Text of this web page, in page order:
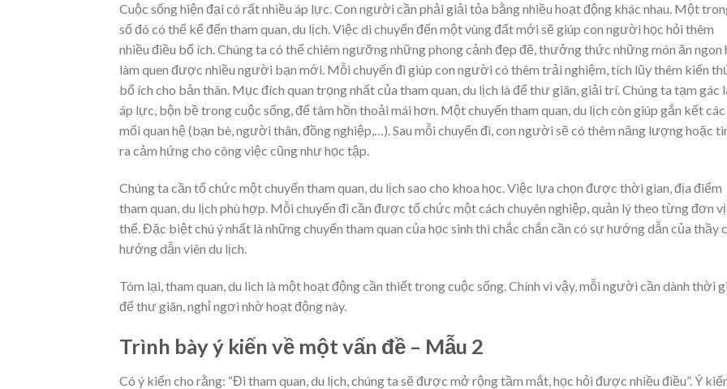
Cuộc sống hiện đại có rất nhiều áp lực. Con người cần phải giải tỏa bằng nhiều hoạt động khác nhau. Một
số đó có thể kể đến tham quan, du lịch. Việc di chuyển đến một vùng đất mới sẽ giúp con người học hỏi thêm
nhiều điều bổ ích. Chúng ta có thể chiêm ngưỡng những phong cảnh đẹp đẽ, thưởng thức những món ăn ngon
làm quen được nhiều người bạn mới. Mỗi chuyến đi giúp con người có thêm trải nghiệm, tích lũy thêm kiến
bổ ích cho bản thân. Mục đích quan trọng nhất của tham quan, du lịch là để thư giãn, giải trí. Chúng ta tạm gác
áp lực, bộn bề trong cuộc sống, để tâm hồn thoải mái hơn. Một chuyến tham quan, du lịch còn giúp gắn kết các
mối quan hệ (bạn bè, người thân, đồng nghiệp,…). Sau mỗi chuyến đi, con người sẽ có thêm năng lượng hoặc
ra cảm hứng cho công việc cũng như học tập.
Chúng ta cần tổ chức một chuyến tham quan, du lịch sao cho khoa học. Việc lựa chọn được thời gian, địa điểm
tham quan, du lịch phù hợp. Mỗi chuyến đi cần được tổ chức một cách chuyên nghiệp, quản lý theo từng đơn
thể. Đặc biệt chú ý nhất là những chuyến tham quan của học sinh thì chắc chắn cần có sự hướng dẫn của thầy
hướng dẫn viên du lịch.
Tóm lại, tham quan, du lich là một hoạt động cần thiết trong cuộc sống. Chính vì vậy, mỗi người cần dành thời
để thư giãn, nghỉ ngơi nhờ hoạt động này.
Trình bày ý kiến về một vấn đề – Mẫu 2
Có ý kiến cho rằng: “Đi tham quan, du lịch, chúng ta sẽ được mở rộng tầm mắt, học hỏi được nhiều điều”. Ý